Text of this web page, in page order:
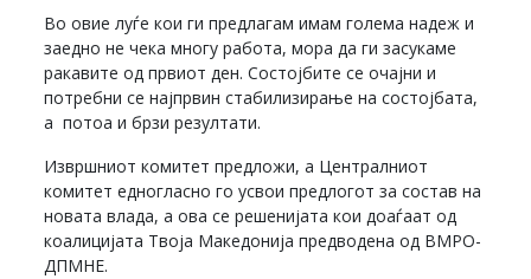
Во овие луѓе кои ги предлагам имам голема надеж и
заедно не чека многу работа, мора да ги засукаме
ракавите од првиот ден. Состојбите се очајни и
потребни се најпрвин стабилизирање на состојбата,
а потоа и брзи резултати.
Извршниот комитет предложи, а Централниот
комитет едногласно го усвои предлогот за состав на
новата влада, а ова се решенијата кои доаѓаат од
коалицијата Твоја Македонија предводена од ВМРО-
ДПМНЕ.